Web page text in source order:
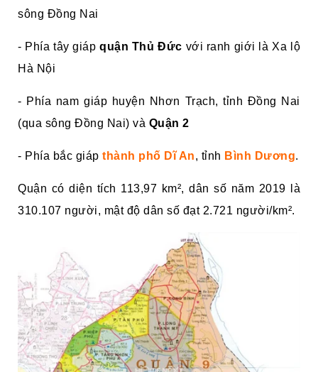
sông Đồng Nai
- Phía tây giápquận Thủ Đức với ranh giới là Xa lộ
Hà Nội
- Phía nam giáp huyện Nhơn Trạch, tỉnh Đồng Nai
(qua sông Đồng Nai) và Quận 2
- Phía bắc giáp thành phố Dĩ An, tỉnh Bình Dương.
Quận có diện tích 113,97 km², dân số năm 2019 là
310.107 người, mật độ dân số đạt 2.721 người/km².